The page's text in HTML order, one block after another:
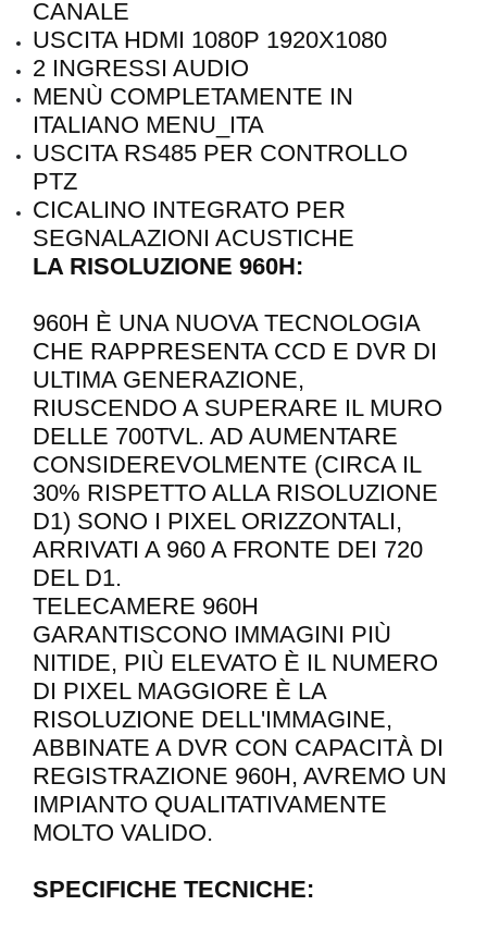
CANALE
USCITA HDMI 1080P 1920X1080
2 INGRESSI AUDIO
MENÙ COMPLETAMENTE IN
ITALIANO MENU_ITA
USCITA RS485 PER CONTROLLO
PTZ
CICALINO INTEGRATO PER
SEGNALAZIONI ACUSTICHE
LA RISOLUZIONE 960H:
960H È UNA NUOVA TECNOLOGIA
CHE RAPPRESENTA CCD E DVR DI
ULTIMA GENERAZIONE,
RIUSCENDO A SUPERARE IL MURO
DELLE 700TVL. AD AUMENTARE
CONSIDEREVOLMENTE (CIRCA IL
30% RISPETTO ALLA RISOLUZIONE
D1) SONO I PIXEL ORIZZONTALI,
ARRIVATI A 960 A FRONTE DEI 720
DEL D1.
TELECAMERE 960H
GARANTISCONO IMMAGINI PIÙ
NITIDE, PIÙ ELEVATO È IL NUMERO
DI PIXEL MAGGIORE È LA
RISOLUZIONE DELL'IMMAGINE,
ABBINATE A DVR CON CAPACITÀ DI
REGISTRAZIONE 960H, AVREMO UN
IMPIANTO QUALITATIVAMENTE
MOLTO VALIDO.
SPECIFICHE TECNICHE: